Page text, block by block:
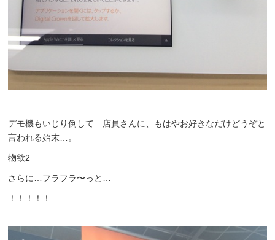
デモ機もいじり倒して…店員さんに、もはやお好きなだけどうぞと
言われる始末…。
物欲2
さらに…フラフラ〜っと…
！！！！！